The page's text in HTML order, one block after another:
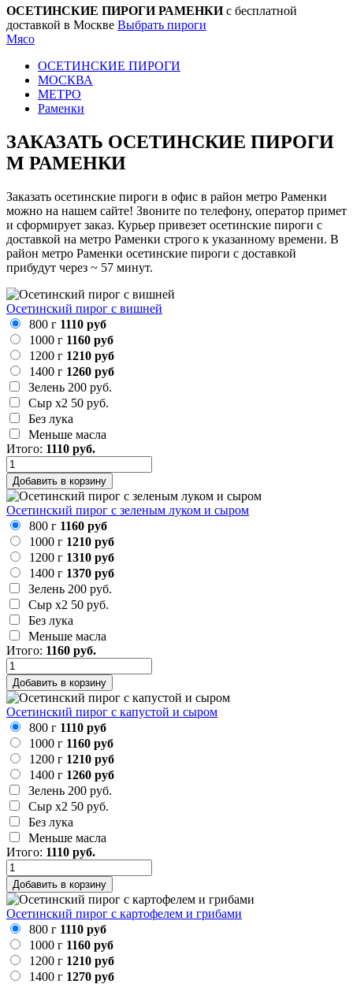
ОСЕТИНСКИЕ ПИРОГИ РАМЕНКИ с бесплатной
доставкой в Москве Выбрать пироги
Мясо
ОСЕТИНСКИЕ ПИРОГИ
МОСКВА
МЕТРО
Раменки
ЗАКАЗАТЬ ОСЕТИНСКИЕ ПИРОГИ
М РАМЕНКИ
Заказать осетинские пироги в офис в район метро Раменки
можно на нашем сайте! Звоните по телефону, оператор примет
и сформирует заказ. Курьер привезет осетинские пироги с
доставкой на метро Раменки строго к указанному времени. В
район метро Раменки осетинские пироги с доставкой
прибудут через ~ 57 минут.
Осетинский пирог с вишней
800 г 1110 руб
1000 г 1160 руб
1200 г 1210 руб
1400 г 1260 руб
Зелень 200 руб.
Сыр х2 50 руб.
Без лука
Меньше масла
Итого: 1110 руб.
Добавить в корзину
Осетинский пирог с зеленым луком и сыром
800 г 1160 руб
1000 г 1210 руб
1200 г 1310 руб
1400 г 1370 руб
Зелень 200 руб.
Сыр х2 50 руб.
Без лука
Меньше масла
Итого: 1160 руб.
Добавить в корзину
Осетинский пирог с капустой и сыром
800 г 1110 руб
1000 г 1160 руб
1200 г 1210 руб
1400 г 1260 руб
Зелень 200 руб.
Сыр х2 50 руб.
Без лука
Меньше масла
Итого: 1110 руб.
Добавить в корзину
Осетинский пирог с картофелем и грибами
800 г 1110 руб
1000 г 1160 руб
1200 г 1210 руб
1400 г 1270 руб